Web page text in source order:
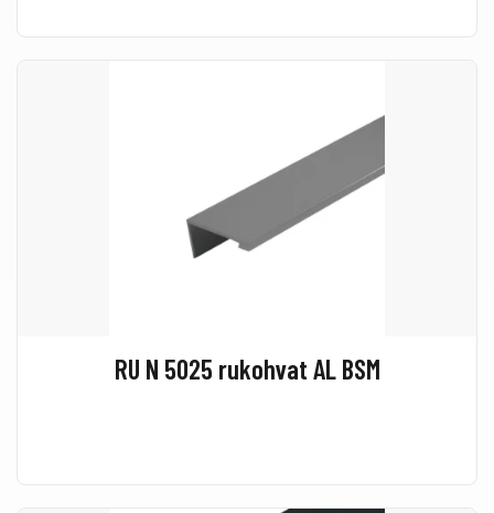
RU N 5025 rukohvat AL BSM